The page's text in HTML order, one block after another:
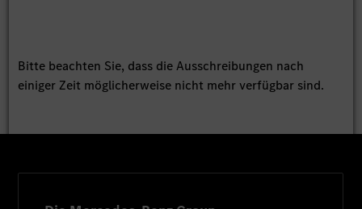
Bitte beachten Sie, dass die Ausschreibungen nach
einiger Zeit möglicherweise nicht mehr verfügbar sind.